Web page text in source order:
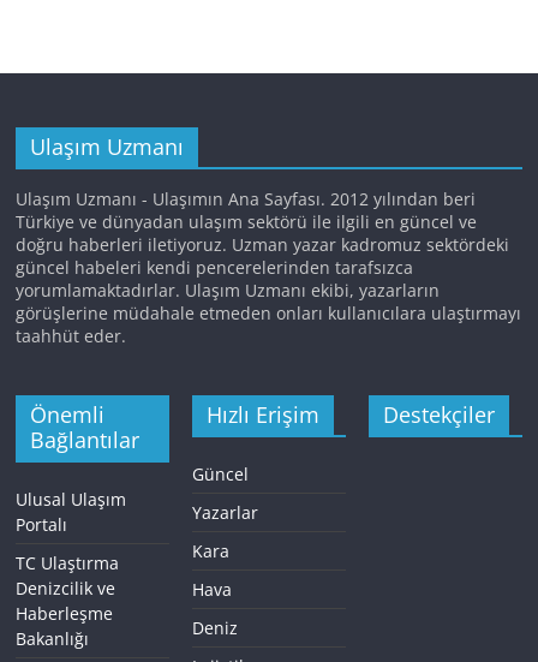
Ulaşım Uzmanı
Ulaşım Uzmanı - Ulaşımın Ana Sayfası. 2012 yılından beri
Türkiye ve dünyadan ulaşım sektörü ile ilgili en güncel ve
doğru haberleri iletiyoruz. Uzman yazar kadromuz sektördeki
güncel habeleri kendi pencerelerinden tarafsızca
yorumlamaktadırlar. Ulaşım Uzmanı ekibi, yazarların
görüşlerine müdahale etmeden onları kullanıcılara ulaştırmayı
taahhüt eder.
Önemli
Bağlantılar
Ulusal Ulaşım
Portalı
TC Ulaştırma
Denizcilik ve
Haberleşme
Bakanlığı
Hızlı Erişim
Güncel
Yazarlar
Kara
Hava
Deniz
Destekçiler